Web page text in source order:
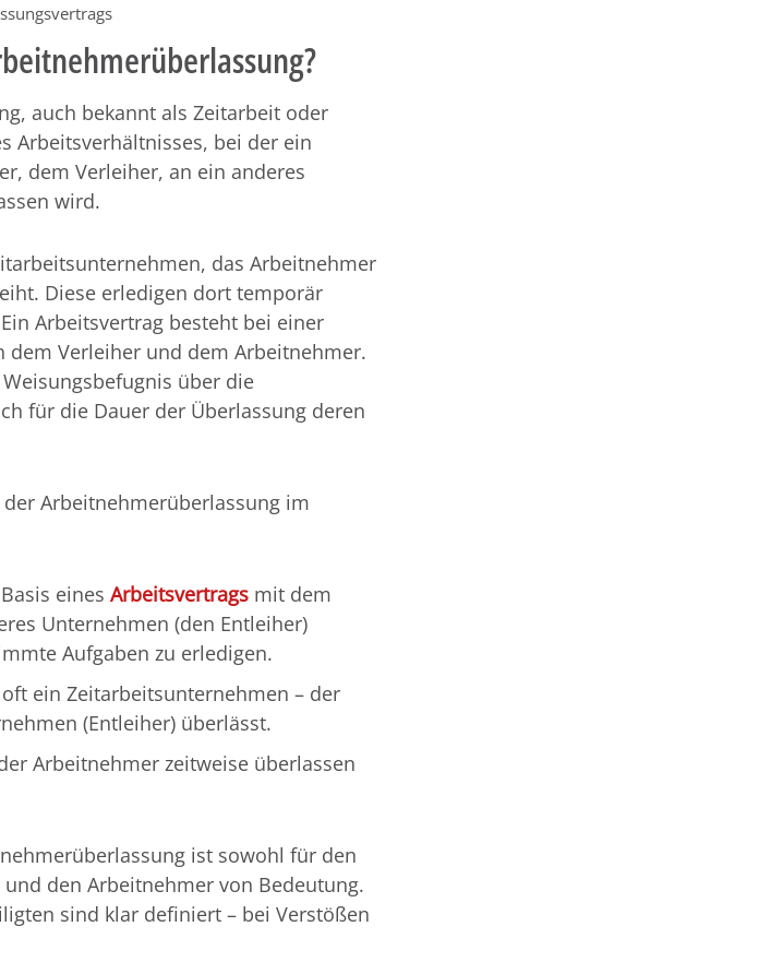
auch bekannt als Zeitarbeit oder
Arbeitsverhältnisses, bei der ein
dem Verleiher, an ein anderes
wird.
das Arbeitnehmer
Diese erledigen dort temporär
Arbeitsvertrag besteht bei einer
Verleiher und dem Arbeitnehmer.
über die
für die Dauer der Überlassung deren
Arbeitnehmerüberlassung im
eines Arbeitsvertrags mit dem
Unternehmen (den Entleiher)
Aufgaben zu erledigen.
ein Zeitarbeitsunternehmen – der
(Entleiher) überlässt.
Arbeitnehmer zeitweise überlassen
ist sowohl für den
den Arbeitnehmer von Bedeutung.
sind klar definiert – bei Verstößen